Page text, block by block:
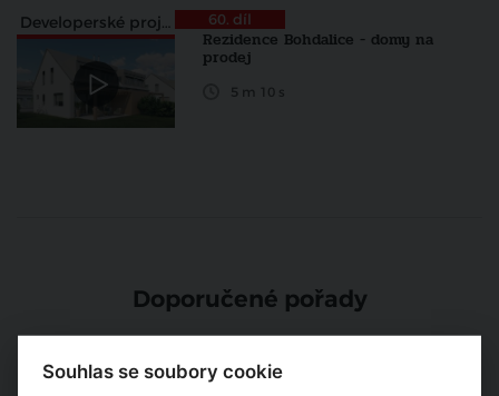
Developerské projekty 60. díl
Rezidence Bohdalice - domy na
prodej
5 m 10 s
Doporučené pořady
Souhlas se soubory cookie